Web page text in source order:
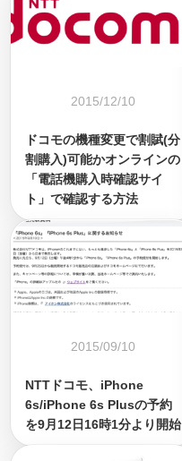
2015/12/10
ドコモの機種変更で割賦(分
割購入)可能かオンラインの
「電話機購入時確認サイ
ト」で確認する方法
2015/09/10
NTTドコモ、iPhone
6s/iPhone 6s Plusの予約
を9月12日16時1分より開始